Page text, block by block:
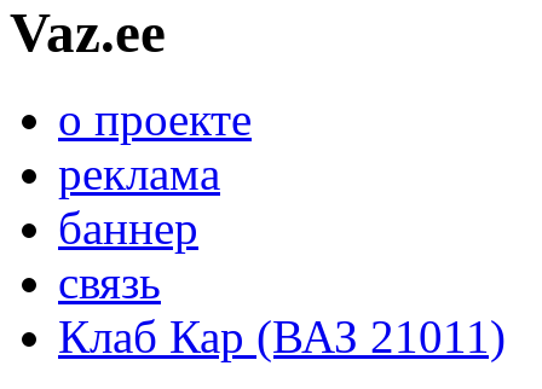
Vaz.ee
о проекте
реклама
баннер
связь
Клаб Кар (ВАЗ 21011)